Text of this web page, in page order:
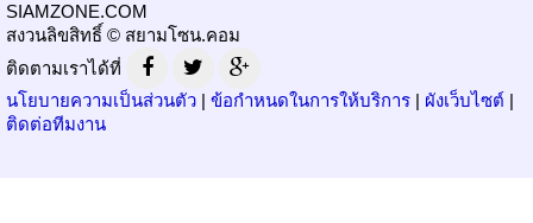
SIAMZONE.COM
สงวนลิขสิทธิ์ © สยามโซน.คอม
ติดตามเราได้ที่
นโยบายความเป็นส่วนตัว | ข้อกำหนดในการให้บริการ | ผังเว็บไซต์ |
ติดต่อทีมงาน